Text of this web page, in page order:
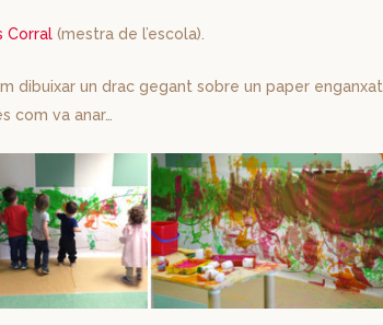
Corral (mestra de l’escola).
dibuixar un drac gegant sobre un paper enganxat
com va anar…